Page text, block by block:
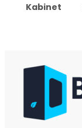
Kabinet